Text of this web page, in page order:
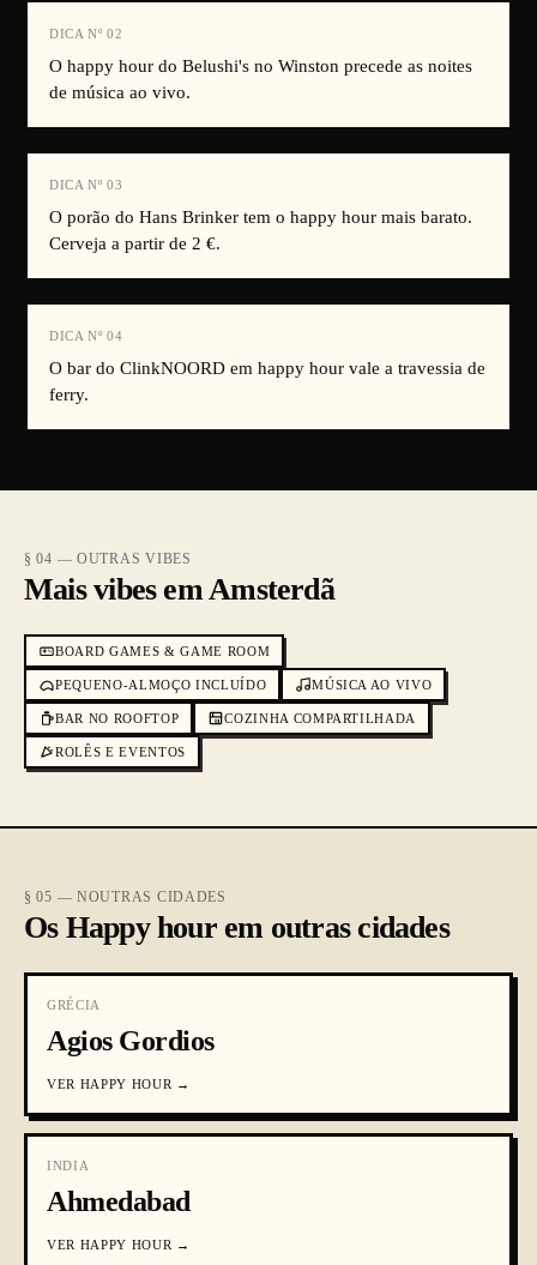
DICA Nº 02
O happy hour do Belushi's no Winston precede as noites
de música ao vivo.
DICA Nº 03
O porão do Hans Brinker tem o happy hour mais barato.
Cerveja a partir de 2 €.
DICA Nº 04
O bar do ClinkNOORD em happy hour vale a travessia de
ferry.
§ 04 — OUTRAS VIBES
Mais vibes em Amsterdã
BOARD GAMES & GAME ROOM
PEQUENO-ALMOÇO INCLUÍDO MÚSICA AO VIVO
BAR NO ROOFTOP COZINHA COMPARTILHADA
ROLÊS E EVENTOS
§ 05 — NOUTRAS CIDADES
Os Happy hour em outras cidades
GRÉCIA
Agios Gordios
VER HAPPY HOUR →
INDIA
Ahmedabad
VER HAPPY HOUR →